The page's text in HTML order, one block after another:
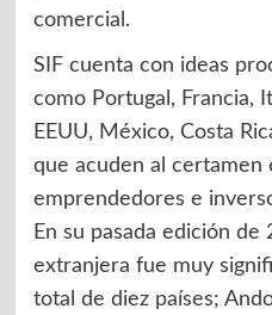
comercial.
SIF cuenta con ideas
como Portugal, Francia,
EEUU, México, Costa
que acuden al certamen
emprendedores e
En su pasada edición
extranjera fue muy
total de diez países;